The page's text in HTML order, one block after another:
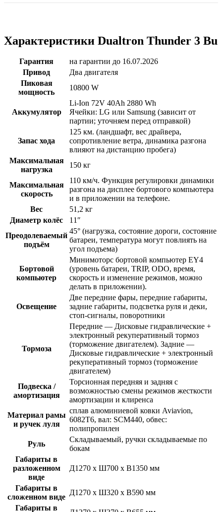
Характеристики Dualtron Thunder 3 Bu
Гарантия
на гарантии до 16.07.2026
Привод
Два двигателя
Пиковая
мощность
10800 W
Аккумулятор
Li-Ion 72V 40Ah 2880 Wh
Ячейки: LG или Samsung (зависит от
партии; уточняем перед отправкой)
Запас хода
125 км. (ландшафт, вес драйвера,
сопротивление ветра, динамика разгона
влияют на дистанцию пробега)
Максимальная
нагрузка
150 кг
Максимальная
скорость
110 км/ч. Функция регулировки динамики
разгона на дисплее бортового компьютера
и в приложении на телефоне.
Вес
51,2 кг
Диаметр колёс
11″
Преодолеваемый
подъём
45° (нагрузка, состояние дороги, состояние
батареи, температура могут повлиять на
угол подъема)
Бортовой
компьютер
Минимоторс бортовой компьютер EY4
(уровень батареи, TRIP, ODO, время,
скорость и изменение режимов, можно
делать в приложении).
Освещение
Две передние фары, передние габариты,
задние габариты, подсветка руля и деки,
стоп-сигналы, поворотники
Тормоза
Передние — Дисковые гидравлические +
электронный рекуперативный тормоз
(торможение двигателем). Задние —
Дисковые гидравлические + электронный
рекуперативный тормоз (торможение
двигателем)
Подвеска /
амортизация
Торсионная передняя и задняя с
возможностью смены режимов жесткости
амортизации и клиренса
Материал рамы
и ручек луля
сплав алюминиевой ковки Aviavion,
6082T6, вал: SCM440, обвес:
полипропилен
Руль
Складываемый, ручки cкладываемые по
бокам
Габариты в
разложенном
виде
Д1270 х Ш700 х В1350 мм
Габариты в
сложенном виде
Д1270 х Ш320 х В590 мм
Габариты в